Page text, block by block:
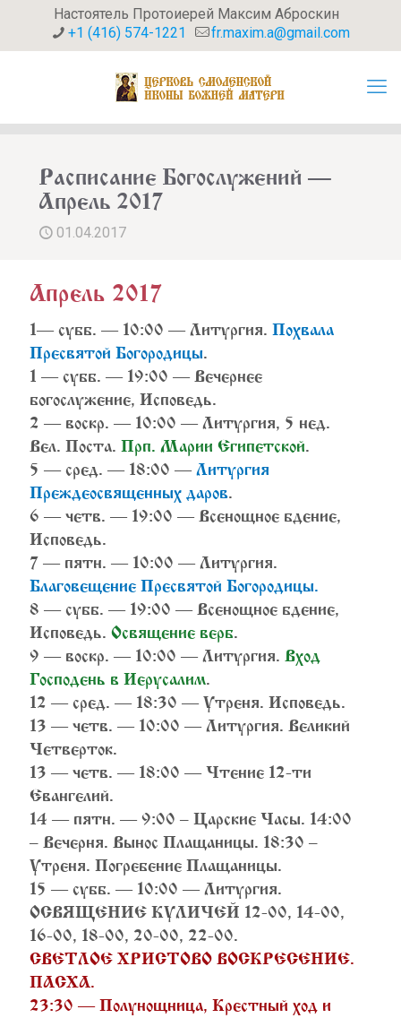
Настоятель Протоиерей Максим Аброскин
+1 (416) 574-1221
fr.maxim.a@gmail.com
Расписание Богослужений —
Апрель 2017
01.04.2017
Апрель 2017
1— субб. — 10:00 — Литургия. Похвала
Пресвятой Богородицы
1 — субб. — 19:00 — Вечернее
богослужение, Исповедь.
2 — воскр. — 10:00 — Литургия, 5 нед.
Вел. Поста. Прп. Марии Египетской
5 — сред. — 18:00 — Литургия
Преждеосвященных даров
6 — четв. — 19:00 — Всенощное бдение,
Исповедь.
7 — пятн. — 10:00 — Литургия.
Благовещение Пресвятой Богородицы.
8 — субб. — 19:00 — Всенощное бдение,
Исповедь. Освящение верб
9 — воскр. — 10:00 — Литургия. Вход
Господень в Иерусалим
12 — сред. — 18:30 — Утреня. Исповедь.
13 — четв. — 10:00 — Литургия. Великий
Четверток.
13 — четв. — 18:00 — Чтение 12-ти
Евангелий.
14 — пятн. — 9:00 – Царские Часы. 14:00
– Вечерня. Вынос Плащаницы. 18:30 –
Утреня. Погребение Плащаницы.
15 — субб. — 10:00 — Литургия.
ОСВЯЩЕНИЕ КУЛИЧЕЙ 12-00, 14-00,
16-00, 18-00, 20-00, 22-00.
СВЕТЛОЕ ХРИСТОВО ВОСКРЕСЕНИЕ.
ПАСХА.
23:30 — Полунощница, Крестный ход и